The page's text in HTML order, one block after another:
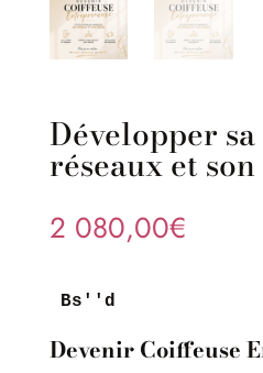
Développer
réseaux et
2 080,00€
Bs''d
Devenir Coiffeuse